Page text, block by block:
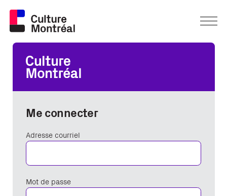
Me connecter
Adresse courriel
Mot de passe